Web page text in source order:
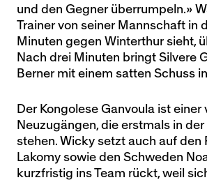
und den Gegner überrumpeln.»
Trainer von seiner Mannschaft in
Minuten gegen Winterthur sieht,
Nach drei Minuten bringt Silvere
Berner mit einem satten Schuss
Der Kongolese Ganvoula ist einer
Neuzugängen, die erstmals in
stehen. Wicky setzt auch auf den
Lakomy sowie den Schweden
kurzfristig ins Team rückt, weil